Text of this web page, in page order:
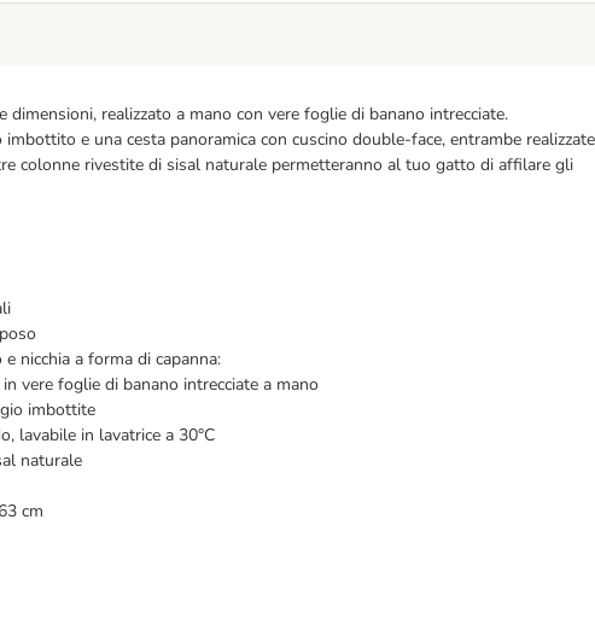
realizzato a mano con vere foglie di banano intrecciate.
e una cesta panoramica con cuscino double-face, entrambe
colonne rivestite di sisal naturale permetteranno al tuo gatto di affilare gli
nicchia a forma di capanna:
vere foglie di banano intrecciate a mano
imbottite
lavabile in lavatrice a 30°C
naturale
cm